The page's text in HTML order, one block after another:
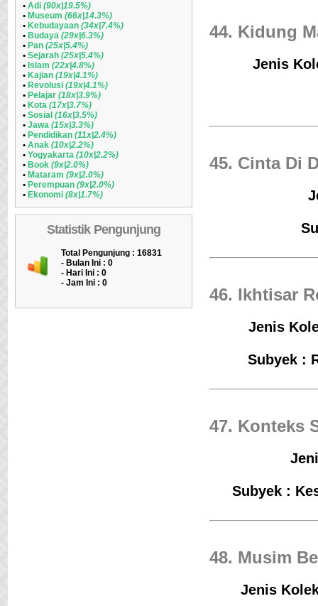
• Adi (90x|19.5%)
• Museum (66x|14.3%)
• Kebudayaan (34x|7.4%)
• Budaya (29x|6.3%)
• Pan (25x|5.4%)
• Sejarah (25x|5.4%)
• Islam (22x|4.8%)
• Kajian (19x|4.1%)
• Revolusi (19x|4.1%)
• Pelajar (18x|3.9%)
• Kota (17x|3.7%)
• Sosial (16x|3.5%)
• Jawa (15x|3.3%)
• Pendidikan (11x|2.4%)
• Anak (10x|2.2%)
• Yogyakarta (10x|2.2%)
• Book (9x|2.0%)
• Mataram (9x|2.0%)
• Perempuan (9x|2.0%)
• Ekonomi (8x|1.7%)
Statistik Pengunjung
Total Pengunjung : 16831
- Bulan Ini : 0
- Hari Ini : 0
- Jam Ini : 0
44. Kidung
Jenis
45. Cinta Di
46. Ikhtisar
Jenis
Subyek :
47. Konteks
Subyek :
48. Musim
Jenis